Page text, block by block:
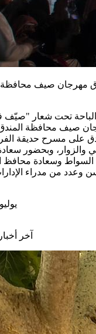
مهرجان صيف
على مسرح حديقة
والزوار، وبحضور
السواط وسعادة محافظ
وعدد من مدراء
16 يوليو 2024 - 10:11 ص
آخر